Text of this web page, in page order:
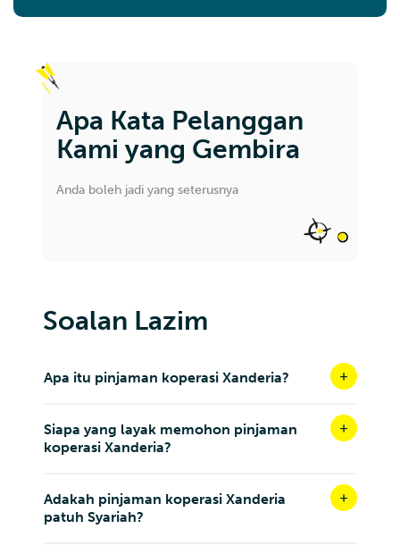
Apa Kata Pelanggan
Kami yang Gembira
Anda boleh jadi yang seterusnya
Soalan Lazim
Apa itu pinjaman koperasi Xanderia?
Siapa yang layak memohon pinjaman
koperasi Xanderia?
Adakah pinjaman koperasi Xanderia
patuh Syariah?